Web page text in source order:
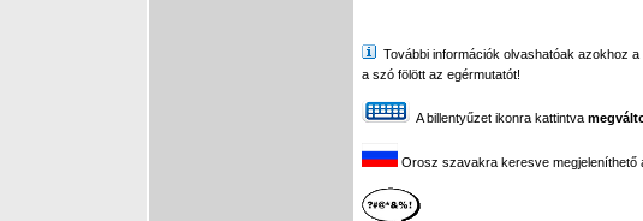
További információk olvashatóak azokhoz
a szó fölött az egérmutatót!
A billentyűzet ikonra kattintva
Orosz szavakra keresve megjeleníthető